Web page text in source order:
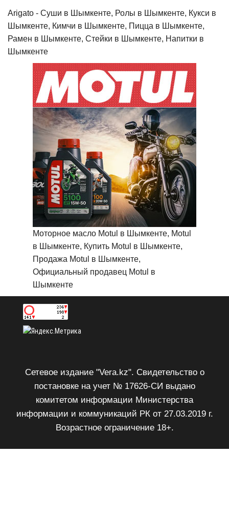
Arigato - Cуши в Шымкенте, Ролы в Шымкенте, Кукси в
Шымкенте, Кимчи в Шымкенте, Пицца в Шымкенте,
Рамен в Шымкенте, Стейки в Шымкенте, Напитки в
Шымкенте
Моторное масло Motul в Шымкенте, Motul
в Шымкенте, Купить Motul в Шымкенте,
Продажа Motul в Шымкенте,
Официальный продавец Motul в
Шымкенте
Сетевое издание "Vera.kz". Свидетельство о
постановке на учет № 17626-СИ выдано
комитетом информации Министерства
информации и коммуникаций РК от 27.03.2019 г.
Возрастное ограничение 18+.